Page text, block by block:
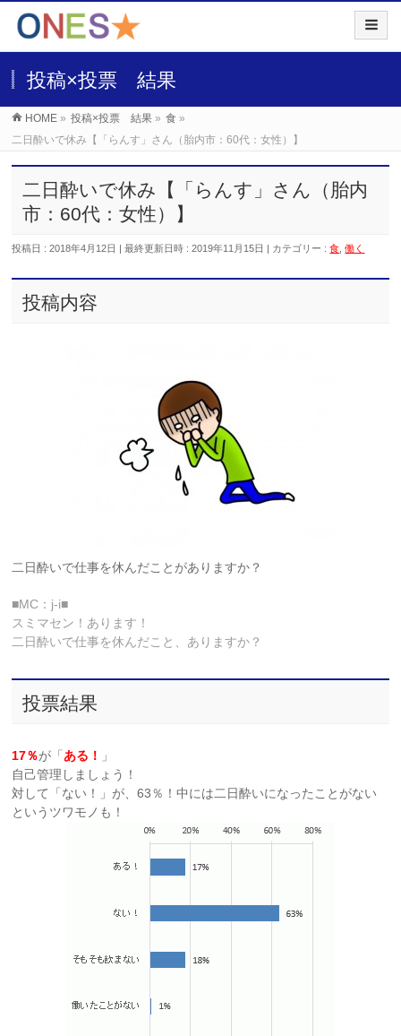
投稿×投票 結果
HOME » 投稿×投票 結果 » 食 »
二日酔いで休み【「らんす」さん（胎内市：60代：女性）】
二日酔いで休み【「らんす」さん（胎内
市：60代：女性）】
投稿日 : 2018年4月12日 最終更新日時 : 2019年11月15日 カテゴリー :食 ,働く
投稿内容
二日酔いで仕事を休んだことがありますか？
■MC：j-i■
スミマセン！あります！
二日酔いで仕事を休んだこと、ありますか？
投票結果
17％が「 ある！
」
自己管理しましょう！
対して「ない！」が、63％！中には二日酔いになったことがない
というツワモノも！